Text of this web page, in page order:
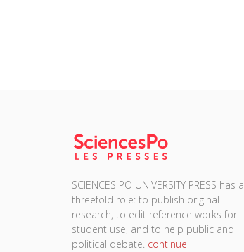
SCIENCES PO UNIVERSITY PRESS has a
threefold role: to publish original
research, to edit reference works for
student use, and to help public and
political debate. continue